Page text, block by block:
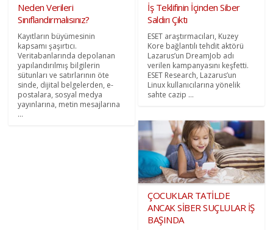
Neden Verileri
Sınıflandırmalısınız?
Kayıtların büyümesinin
kapsamı şaşırtıcı.
Veritabanlarında depolanan
yapılandırılmış bilgilerin
sütunları ve satırlarının öte
sinde, dijital belgelerden, e-
postalara, sosyal medya
yayınlarına, metin mesajlarına
...
İş Teklifinin İçinden Siber
Saldırı Çıktı
ESET araştırmacıları, Kuzey
Kore bağlantılı tehdit aktörü
Lazarus’un DreamJob adı
verilen kampanyasını keşfetti.
ESET Research, Lazarus’un
Linux kullanıcılarına yönelik
sahte cazip ...
ÇOCUKLAR TATİLDE
ANCAK SİBER SUÇLULAR İŞ
BAŞINDA